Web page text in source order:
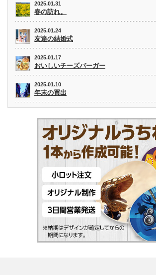
2025.01.31
春の訪れ。
2025.01.24
友達の結婚式
2025.01.17
おいしいチーズバーガー
2025.01.10
年末の買出